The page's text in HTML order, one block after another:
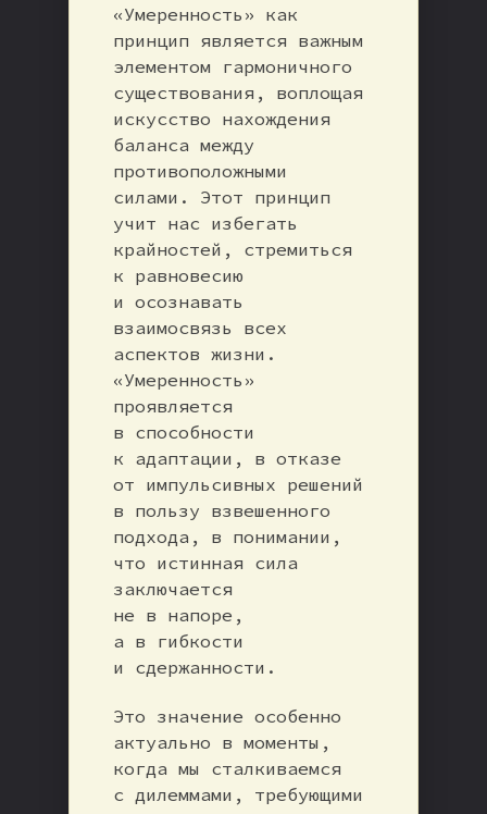
«Умеренность» как
принцип является важным
элементом гармоничного
существования, воплощая
искусство нахождения
баланса между
противоположными
силами. Этот принцип
учит нас избегать
крайностей, стремиться
к равновесию
и осознавать
взаимосвязь всех
аспектов жизни.
«Умеренность»
проявляется
в способности
к адаптации, в отказе
от импульсивных решений
в пользу взвешенного
подхода, в понимании,
что истинная сила
заключается
не в напоре,
а в гибкости
и сдержанности.
Это значение особенно
актуально в моменты,
когда мы сталкиваемся
с дилеммами, требующими